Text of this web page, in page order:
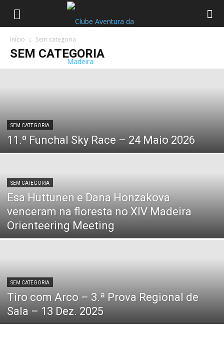
Início Sem categoria
SEM CATEGORIA
SEM CATEGORIA
11.º Funchal Sky Race – 24 Maio 2026
SEM CATEGORIA
Esa Huttunen e Dana Honzakova
venceram na floresta no XIV Madeira
Orienteering Meeting
SEM CATEGORIA
Tiro com Arco – 3.ª Prova Regional de
Sala – 13 Dez. 2025